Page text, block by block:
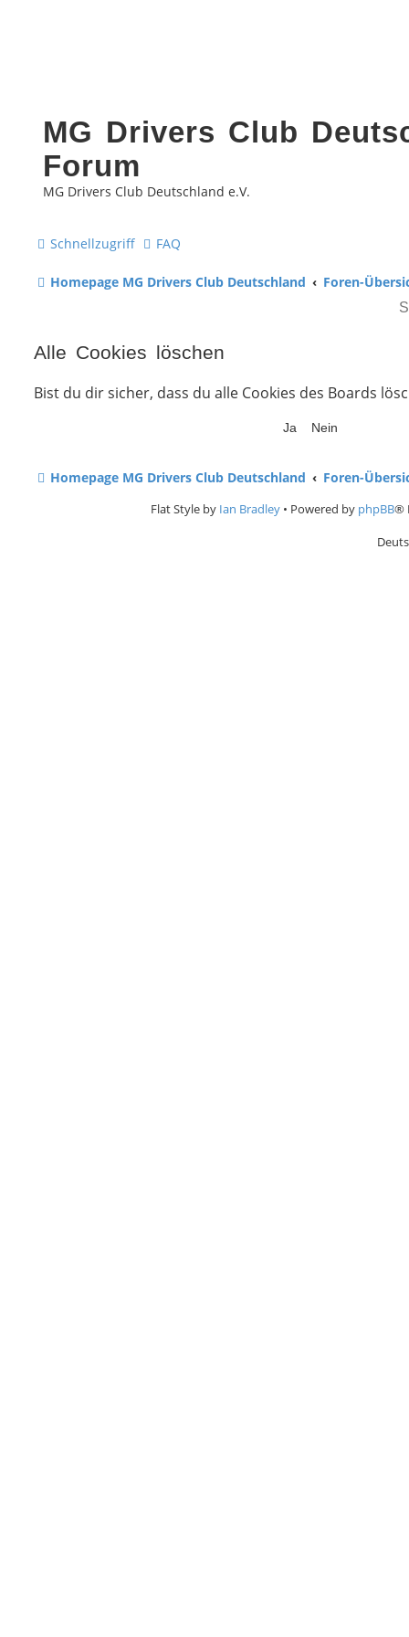
MG Drivers Club
Forum
MG Drivers Club Deutschland e.V.
Schnellzugriff FAQ
Homepage MG Drivers Club Deutschland Foren-
Alle Cookies löschen
Bist du dir sicher, dass du alle Cookies des Boards
Homepage MG Drivers Club Deutschland Foren-
Flat Style by Ian Bradley • Powered by phpBB®